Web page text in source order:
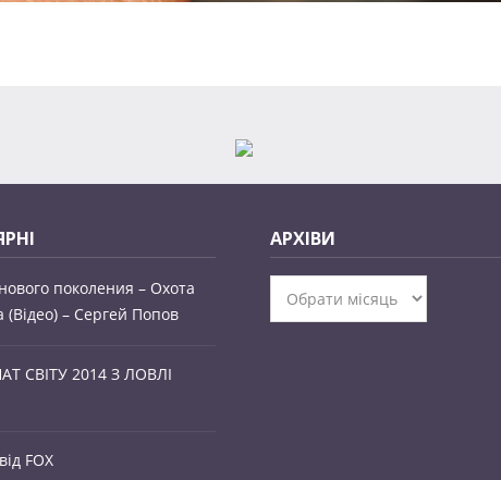
поколения – Охота
(Відео) – Сергей Попов
СВІТУ 2014 З ЛОВЛІ
FOX
АРХІВИ